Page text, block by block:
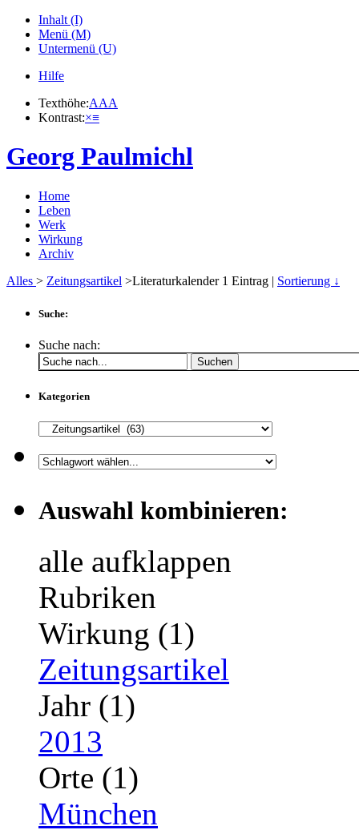
Inhalt (I)
Menü (M)
Untermenü (U)
Hilfe
Texthöhe:AAA
Kontrast:×≡
Georg Paulmichl
Home
Leben
Werk
Wirkung
Archiv
Alles > Zeitungsartikel >Literaturkalender 1 Eintrag | Sortierung ↓
Suche:
Suche nach:
Suchen
Kategorien
Auswahl kombinieren:
alle aufklappen
Rubriken
Wirkung (1)
Zeitungsartikel
Jahr (1)
2013
Orte (1)
München